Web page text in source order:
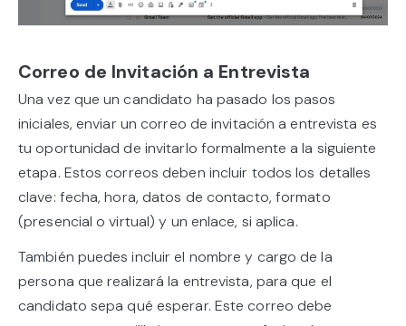
Correo de Invitación a Entrevista
Una vez que un candidato ha pasado los pasos
iniciales, enviar un correo de invitación a entrevista es
tu oportunidad de invitarlo formalmente a la siguiente
etapa. Estos correos deben incluir todos los detalles
clave: fecha, hora, datos de contacto, formato
(presencial o virtual) y un enlace, si aplica.
También puedes incluir el nombre y cargo de la
persona que realizará la entrevista, para que el
candidato sepa qué esperar. Este correo debe